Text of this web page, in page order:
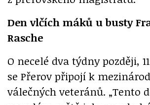
Den vlčích máků u busty
Rasche
O necelé dva týdny později,
se Přerov připojí k
válečných veteránů. „Tento